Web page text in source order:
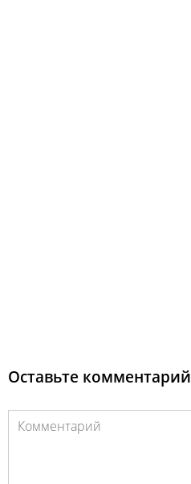
Оставьте комментарий